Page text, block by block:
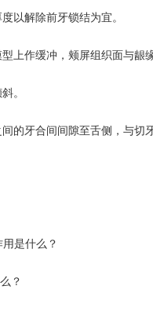
以解除前牙锁结为宜。
上作缓冲，颊屏组织面与龈
。
的牙合间间隙至舌侧，与切牙
是什么？
？